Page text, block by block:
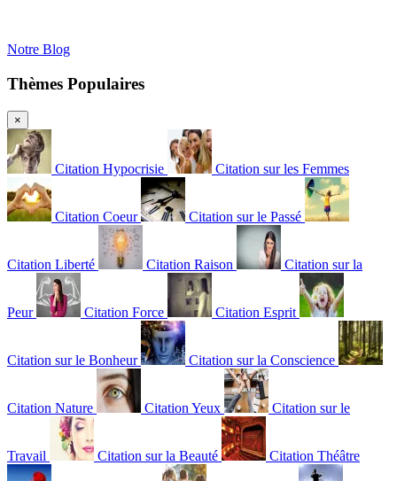
Notre Blog
Thèmes Populaires
×
Citation Hypocrisie Citation sur les Femmes
Citation Coeur Citation sur le Passé
Citation Liberté Citation Raison Citation sur la
Peur Citation Force Citation Esprit
Citation sur le Bonheur Citation sur la Conscience
Citation Nature Citation Yeux Citation sur le
Travail Citation sur la Beauté Citation Théâtre